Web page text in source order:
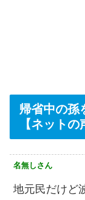
帰省中の孫
【ネットの
名無しさん
地元民だけど